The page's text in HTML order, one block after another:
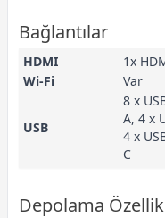
Bağlantılar
HDMI
1x
Wi-Fi
Var
USB
8 x
A, 4 x
4 x
C
Depolama